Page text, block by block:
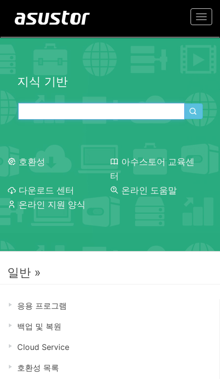
지식 기반
호환성
아수스토어 교육센
터
다운로드 센터
온라인 도움말
온라인 지원 양식
일반 »
응용 프로그램
백업 및 복원
Cloud Service
호환성 목록